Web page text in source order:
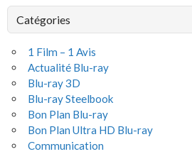
Catégories
1 Film – 1 Avis
Actualité Blu-ray
Blu-ray 3D
Blu-ray Steelbook
Bon Plan Blu-ray
Bon Plan Ultra HD Blu-ray
Communication